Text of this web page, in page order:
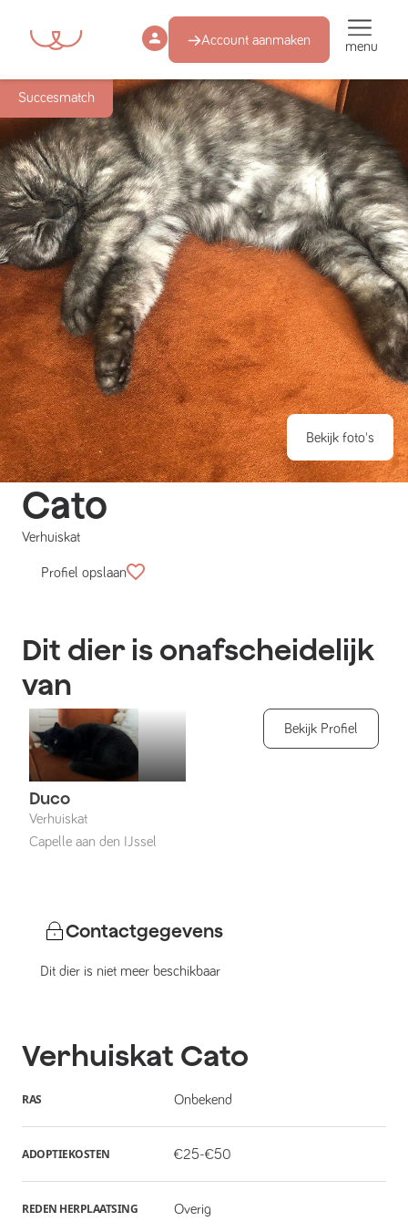
Account aanmaken menu
Succesmatch
Bekijk foto's
Cato
Verhuiskat
Profiel opslaan
Dit dier is onafscheidelijk
van
Duco
Verhuiskat
Capelle aan den IJssel
Bekijk Profiel
Contactgegevens
Dit dier is niet meer beschikbaar
Verhuiskat Cato
RAS Onbekend
ADOPTIEKOSTEN €25-€50
REDEN HERPLAATSING Overig